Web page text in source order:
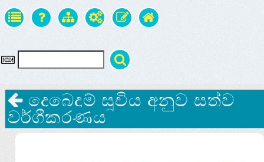
දෙබෙදුම් සූචිය අනුව සත්ව
වර්ගීකරණය